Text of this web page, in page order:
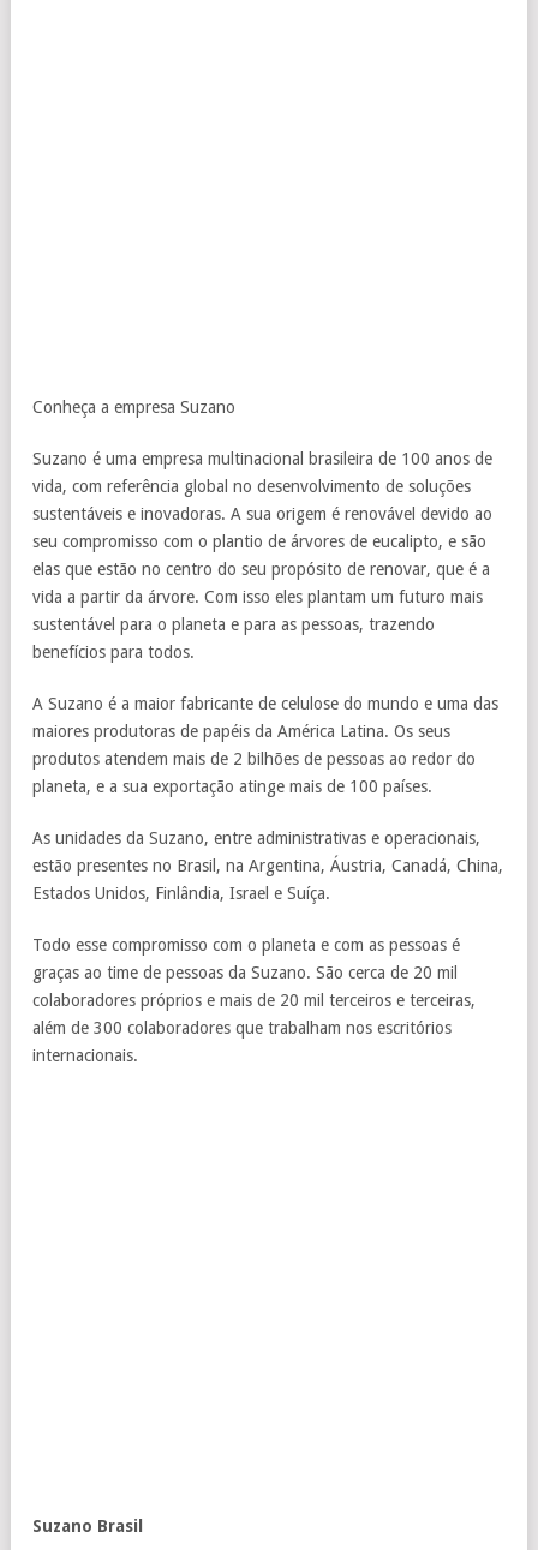
Conheça a empresa Suzano
Suzano é uma empresa multinacional brasileira de 100 anos de
vida, com referência global no desenvolvimento de soluções
sustentáveis e inovadoras. A sua origem é renovável devido ao
seu compromisso com o plantio de árvores de eucalipto, e são
elas que estão no centro do seu propósito de renovar, que é a
vida a partir da árvore. Com isso eles plantam um futuro mais
sustentável para o planeta e para as pessoas, trazendo
benefícios para todos.
A Suzano é a maior fabricante de celulose do mundo e uma das
maiores produtoras de papéis da América Latina. Os seus
produtos atendem mais de 2 bilhões de pessoas ao redor do
planeta, e a sua exportação atinge mais de 100 países.
As unidades da Suzano, entre administrativas e operacionais,
estão presentes no Brasil, na Argentina, Áustria, Canadá, China,
Estados Unidos, Finlândia, Israel e Suíça.
Todo esse compromisso com o planeta e com as pessoas é
graças ao time de pessoas da Suzano. São cerca de 20 mil
colaboradores próprios e mais de 20 mil terceiros e terceiras,
além de 300 colaboradores que trabalham nos escritórios
internacionais.
Suzano Brasil